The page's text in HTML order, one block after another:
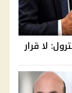
لا قرار